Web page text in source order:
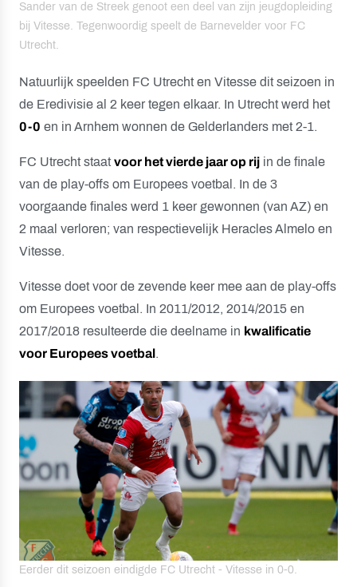
Sander van de Streek genoot een deel van zijn jeugdopleiding
bij Vitesse. Tegenwoordig speelt de Barnevelder voor FC
Utrecht.
Natuurlijk speelden FC Utrecht en Vitesse dit seizoen in
de Eredivisie al 2 keer tegen elkaar. In Utrecht werd het
0-0 en in Arnhem wonnen de Gelderlanders met 2-1.
FC Utrecht staatvoor het vierde jaar op rij in de finale
van de play-offs om Europees voetbal. In de 3
voorgaande finales werd 1 keer gewonnen (van AZ) en
2 maal verloren; van respectievelijk Heracles Almelo en
Vitesse.
Vitesse doet voor de zevende keer mee aan de play-offs
om Europees voetbal. In 2011/2012, 2014/2015 en
2017/2018 resulteerde die deelname in kwalificatie
voor Europees voetbal.
Eerder dit seizoen eindigde FC Utrecht - Vitesse in 0-0.